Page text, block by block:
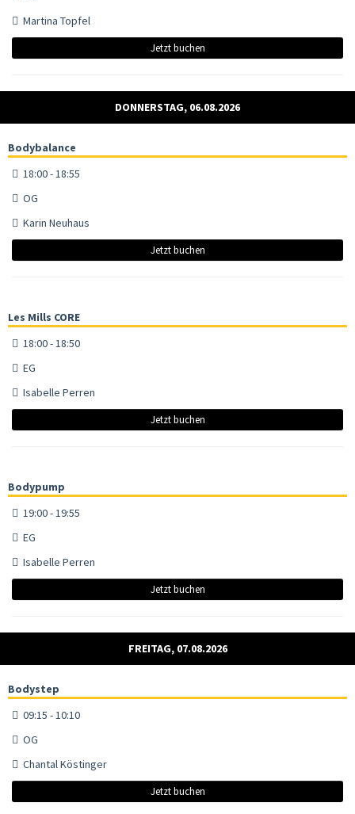
Martina Topfel
Jetzt buchen
DONNERSTAG, 06.08.2026
Bodybalance
18:00 - 18:55
OG
Karin Neuhaus
Jetzt buchen
Les Mills CORE
18:00 - 18:50
EG
Isabelle Perren
Jetzt buchen
Bodypump
19:00 - 19:55
EG
Isabelle Perren
Jetzt buchen
FREITAG, 07.08.2026
Bodystep
09:15 - 10:10
OG
Chantal Köstinger
Jetzt buchen